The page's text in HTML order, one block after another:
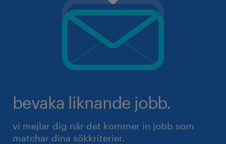
bevaka liknande jobb.
vi mejlar dig när det kommer in jobb som
matchar dina sökkriterier.